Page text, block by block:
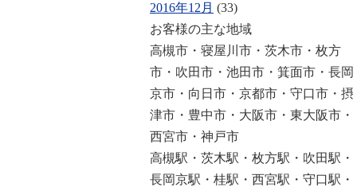
2016年12月 (33)
お客様の主な地域
高槻市・寝屋川市・茨木市・枚方
市・吹田市・池田市・箕面市・長岡
京市・向日市・京都市・守口市・摂
津市・豊中市・大阪市・東大阪市・
西宮市・神戸市
高槻駅・茨木駅・枚方駅・吹田駅・
長岡京駅・桂駅・西宮駅・守口駅・